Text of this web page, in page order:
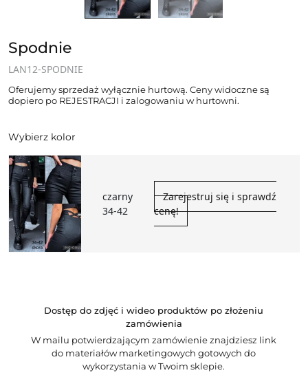
Spodnie
LAN12-SPODNIE
Oferujemy sprzedaż wyłącznie hurtową. Ceny widoczne są
dopiero po REJESTRACJI i zalogowaniu w hurtowni.
Wybierz kolor
czarny
34-42
Zarejestruj się i sprawdź
cenę!
Dostęp do zdjęć i wideo produktów po złożeniu
zamówienia
W mailu potwierdzającym zamówienie znajdziesz link
do materiałów marketingowych gotowych do
wykorzystania w Twoim sklepie.